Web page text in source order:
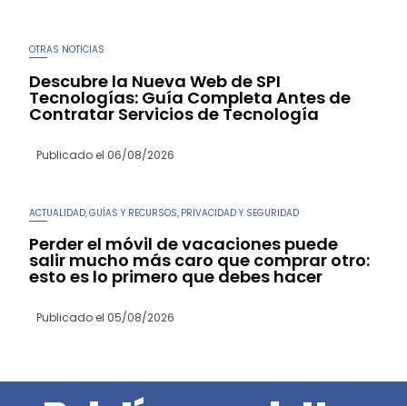
OTRAS NOTICIAS
Descubre la Nueva Web de SPI
Tecnologías: Guía Completa Antes de
Contratar Servicios de Tecnología
Publicado el 06/08/2026
ACTUALIDAD ,GUÍAS Y RECURSOS PRIVACIDAD Y SEGURIDAD
Perder el móvil de vacaciones puede
salir mucho más caro que comprar otro:
esto es lo primero que debes hacer
Publicado el 05/08/2026